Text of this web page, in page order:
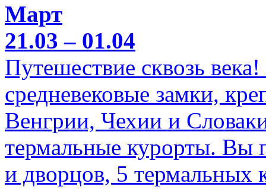
Март
21.03 – 01.04
Путешествие сквозь
средневековые замки,
Венгрии, Чехии и
термальные курорты. Вы
и дворцов, 5 термальных